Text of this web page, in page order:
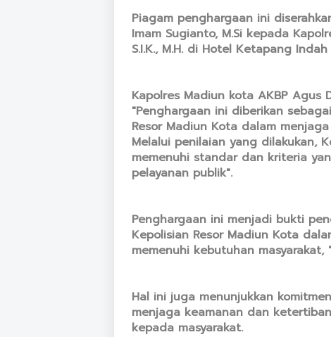
Piagam penghargaan ini
Imam Sugianto, M.Si kepada
S.I.K., M.H. di Hotel Ketapang
Kapolres Madiun kota AKBP Agus
"Penghargaan ini diberikan
Resor Madiun Kota dalam
Melalui penilaian yang dilakukan,
memenuhi standar dan kriteria
pelayanan publik".
Penghargaan ini menjadi bukti
Kepolisian Resor Madiun Kota
memenuhi kebutuhan masyarakat,
Hal ini juga menunjukkan
menjaga keamanan dan
kepada masyarakat.